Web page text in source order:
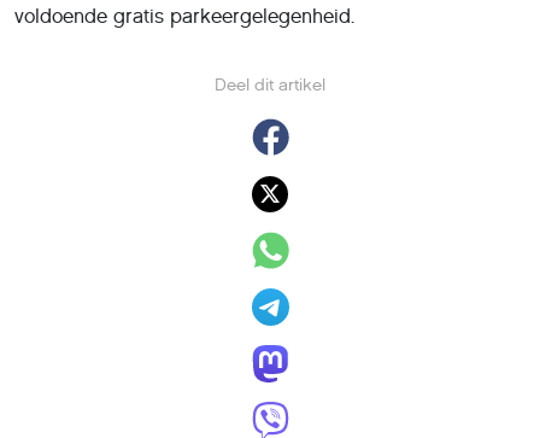
Deel dit artikel
voldoende gratis parkeergelegenheid.